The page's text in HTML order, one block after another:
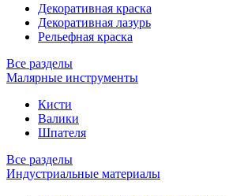
Декоративная краска
Декоративная лазурь
Рельефная краска
Все разделы
Малярные инструменты
Кисти
Валики
Шпателя
Все разделы
Индустриальные материалы